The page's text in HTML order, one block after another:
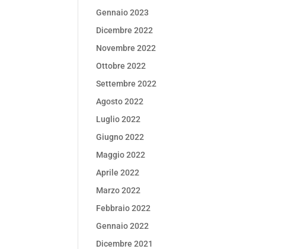
Gennaio 2023
Dicembre 2022
Novembre 2022
Ottobre 2022
Settembre 2022
Agosto 2022
Luglio 2022
Giugno 2022
Maggio 2022
Aprile 2022
Marzo 2022
Febbraio 2022
Gennaio 2022
Dicembre 2021